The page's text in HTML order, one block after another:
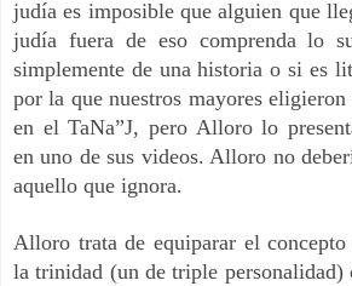
judía es imposible que alguien que
judía fuera de eso comprenda lo
simplemente de una historia o si es
por la que nuestros mayores
en el TaNa”J, pero Alloro lo
en uno de sus videos. Alloro no
aquello que ignora.
Alloro trata de equiparar el
la trinidad (un de triple